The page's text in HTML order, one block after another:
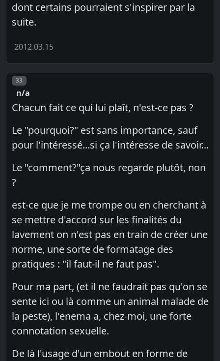
dont certains pourraient s'inspirer par la
suite.
2012.03.15
Post number
33
n/a
Chacun fait ce qui lui plaît, n'est-ce pas ?
Le "pourquoi?" est sans importance, sauf
pour l'intéressé...si ça l'intéresse de savoir...
Le "comment?"ça nous regarde plutôt, non
?
est-ce que je me trompe ou en cherchant à
se mettre d'accord sur les finalités du
lavement on n'est pas en train de créer une
norme, une sorte de formatage des
pratiques : "il faut-il ne faut pas".
Pour ma part, (et il ne faudrait pas qu'on se
sente ici ou là comme un animal malade de
la peste), l'enema a, chez-moi, une forte
connotation sexuelle.
De là l'usage d'un embout en forme de